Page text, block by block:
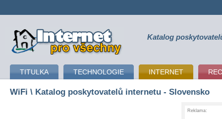
připojení k internetu Katalog
TITULKA TECHNOLOGIE INTERNET
WiFi \ Katalog poskytovatelů internetu - Slovensko
Reklama: